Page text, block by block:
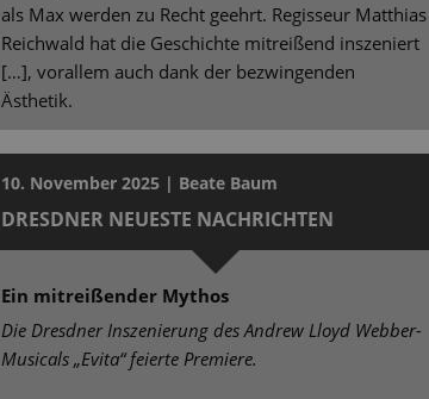
als Max werden zu Recht geehrt. Regisseur Matthias
Reichwald hat die Geschichte mitreißend inszeniert
[…], vorallem auch dank der bezwingenden
Ästhetik.
10. November 2025 | Beate Baum
DRESDNER NEUESTE NACHRICHTEN
Ein mitreißender Mythos
Die Dresdner Inszenierung des Andrew Lloyd Webber-
Musicals „Evita“ feierte Premiere.